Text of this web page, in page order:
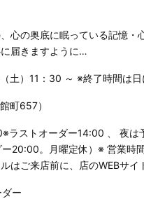
心の奥底に眠っている記憶・
届きますように…
土）11：30 ～ ※終了時間は日
町657）
ラストオーダー14:00 、 夜
20:00。月曜定休）※ 営業時
はご来店前に、店のWEBサイ
ー